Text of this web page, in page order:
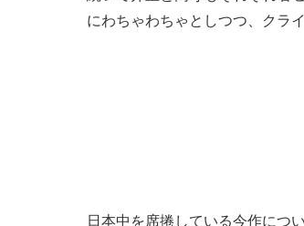
にわちゃわちゃとしつつ、クラ
日本中を席捲している今作につ